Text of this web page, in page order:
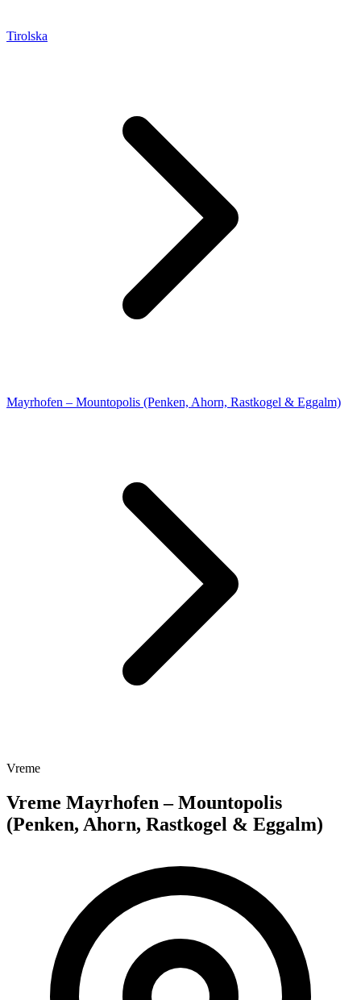
Tirolska
Mayrhofen – Mountopolis (Penken, Ahorn, Rastkogel & Eggalm)
Vreme
Vreme Mayrhofen – Mountopolis
(Penken, Ahorn, Rastkogel & Eggalm)